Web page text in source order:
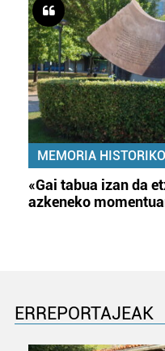
interes komertzial
bazkideen zerrenda,
duten interes legitimoa
dezakezun ikusteko.
Lortu zure datu
buruzko informazio
datuen atalean. Edozein
zure baimena Cookieen
Webgune honek cookie
irakurri
MEMORIA
«Gai tabua izan da
azkeneko
ERREPORTAJEAK